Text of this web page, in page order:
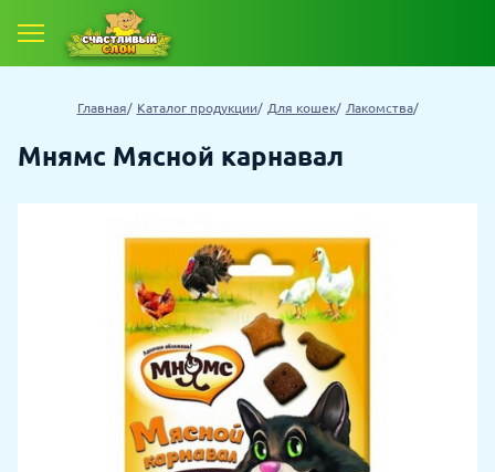
Главная Каталог продукции Для кошек Лакомства
Мнямс Мясной карнавал